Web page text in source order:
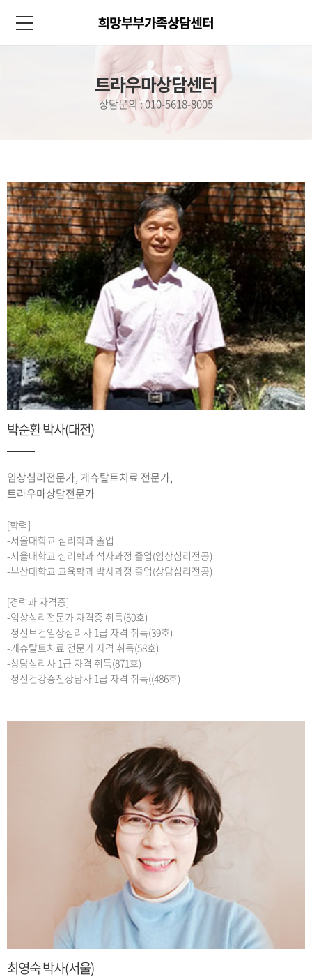
트라우마상담센터
상담문의 : 010-5618-8005
박순환 박사(대전)
임상심리전문가, 게슈탈트치료 전문가,
트라우마상담전문가
[학력]
-서울대학교 심리학과 졸업
-서울대학교 심리학과 석사과정 졸업(임상심리전공)
-부산대학교 교육학과 박사과정 졸업(상담심리전공)
[경력과 자격증]
-임상심리전문가 자격증 취득(50호)
-정신보건임상심리사 1급 자격 취득(39호)
-게슈탈트치료 전문가 자격 취득(58호)
-상담심리사 1급 자격 취득(871호)
-정신건강증진상담사 1급 자격 취득((486호)
최영숙 박사(서울)